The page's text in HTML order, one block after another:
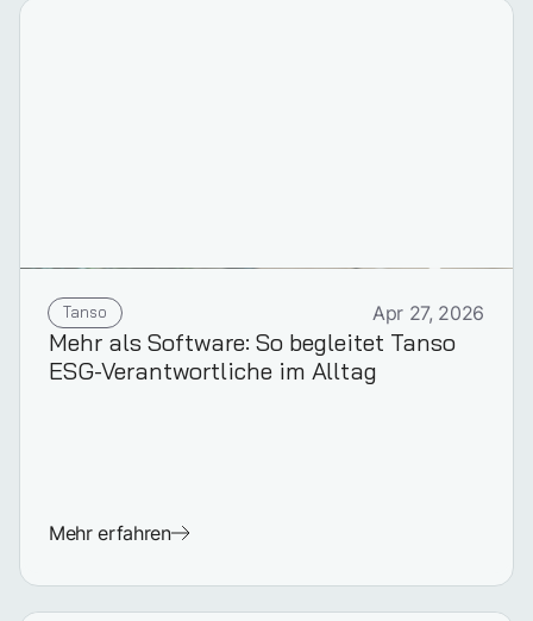
Tanso Apr 27, 2026
Mehr als Software: So begleitet Tanso
ESG-Verantwortliche im Alltag
Mehr erfahren